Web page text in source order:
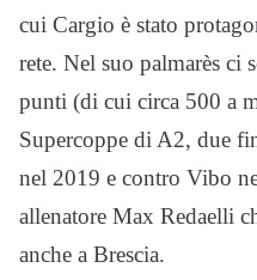
cui Cargio è stato
rete. Nel suo palmarès ci
punti (di cui circa 500 a
Supercoppe di A2, due
nel 2019 e contro Vibo
allenatore Max Redaelli
anche a Brescia.